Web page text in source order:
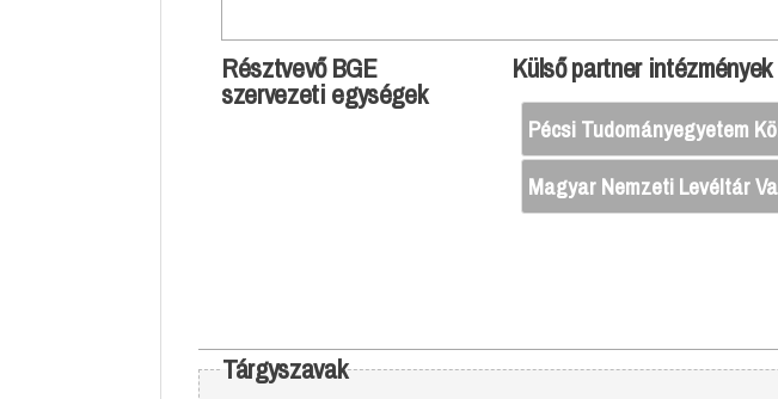
Résztvevő BGE
szervezeti egységek
Külső partner intézmények
Pécsi Tudományegyetem
Magyar Nemzeti Levéltár
Tárgyszavak